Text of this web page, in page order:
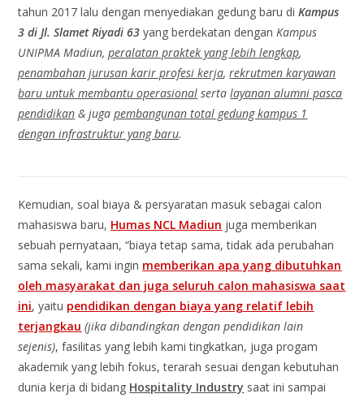
tahun 2017 lalu dengan menyediakan gedung baru diKampus
3 di Jl. Slamet Riyadi 63 yang berdekatan dengan Kampus
UNIPMA Madiun,peralatan praktek yang lebih lengkap,
penambahan jurusan karir profesi kerja,rekrutmen karyawan
baru untuk membantu operasional sertalayanan alumni pasca
pendidikan & jugapembangunan total gedung kampus 1
dengan infrastruktur yang baru.
Kemudian, soal biaya & persyaratan masuk sebagai calon
mahasiswa baru, Humas NCL Madiun juga memberikan
sebuah pernyataan, “biaya tetap sama, tidak ada perubahan
sama sekali, kami ingin memberikan apa yang dibutuhkan
oleh masyarakat dan juga seluruh calon mahasiswa saat
ini, yaitu pendidikan dengan biaya yang relatif lebih
terjangkau (jika dibandingkan dengan pendidikan lain
sejenis), fasilitas yang lebih kami tingkatkan, juga progam
akademik yang lebih fokus, terarah sesuai dengan kebutuhan
dunia kerja di bidang Hospitality Industry saat ini sampai